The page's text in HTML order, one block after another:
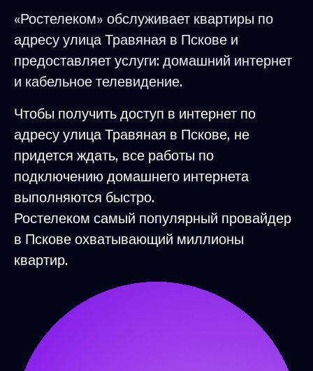
«Ростелеком» обслуживает квартиры по
адресу улица Травяная в Пскове и
предоставляет услуги: домашний интернет
и кабельное телевидение.
Чтобы получить доступ в интернет по
адресу улица Травяная в Пскове, не
придется ждать, все работы по
подключению домашнего интернета
выполняются быстро.
Ростелеком самый популярный провайдер
в Пскове охватывающий миллионы
квартир.